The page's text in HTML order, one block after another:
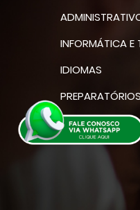
INFORMÁTICA E
IDIOMAS
PREPARATÓRIOS
DIVERSAS